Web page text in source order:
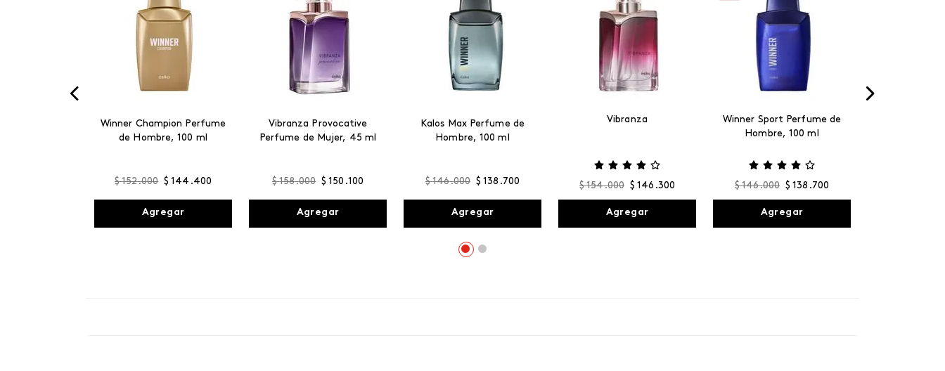
Winner Champion Perfume
de Hombre, 100 ml
$ 152.000 $ 144 .400
Agregar
Vibranza Provocative
Perfume de Mujer, 45 ml
$ 158.000 $ 150 .100
Agregar
Kalos Max Perfume de
Hombre, 100 ml
$ 146.000 $ 138 .700
Agregar
Vibranza
$ 154.000 $ 146 .300
Agregar
Winner Sport Perfume de
Hombre, 100 ml
$ 146.000 $ 138 .700
Agregar